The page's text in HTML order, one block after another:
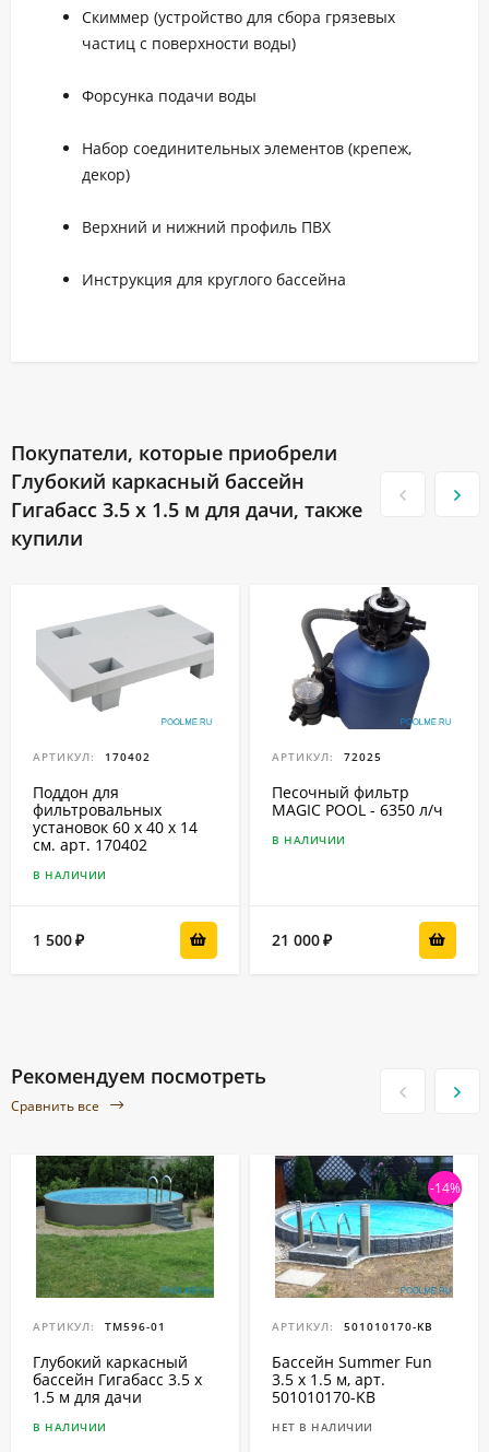
Скиммер (устройство для сбора грязевых
частиц с поверхности воды)
Форсунка подачи воды
Набор соединительных элементов (крепеж,
декор)
Верхний и нижний профиль ПВХ
Инструкция для круглого бассейна
Покупатели, которые приобрели
Глубокий каркасный бассейн
Гигабасс 3.5 х 1.5 м для дачи, также
купили
АРТИКУЛ: 170402
Поддон для
фильтровальных
установок 60 x 40 x 14
см. арт. 170402
В НАЛИЧИИ
1 500₽
АРТИКУЛ: 72025
Песочный фильтр
MAGIC POOL - 6350 л/ч
В НАЛИЧИИ
21 000₽
Рекомендуем посмотреть
Сравнить все
АРТИКУЛ: ТМ596-01
Глубокий каркасный
бассейн Гигабасс 3.5 х
1.5 м для дачи
В НАЛИЧИИ
-14%
АРТИКУЛ: 501010170-KB
Бассейн Summer Fun
3.5 x 1.5 м, арт.
501010170-KB
НЕТ В НАЛИЧИИ